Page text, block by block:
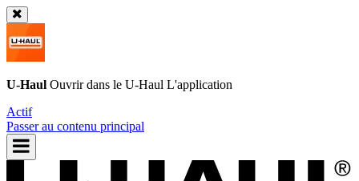
U-Haul Ouvrir dans le U-Haul L'application
Actif
Passer au contenu principal